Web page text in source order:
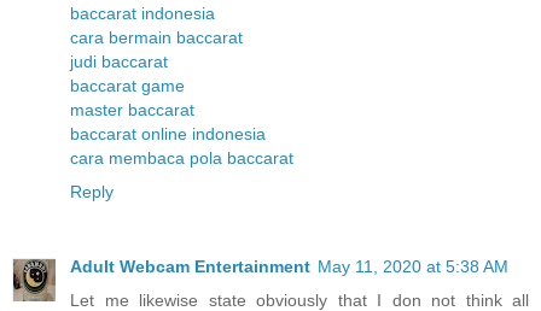
baccarat indonesia
cara bermain baccarat
judi baccarat
baccarat game
master baccarat
baccarat online indonesia
cara membaca pola baccarat
Reply
Adult Webcam Entertainment May 11, 2020 at 5:38 AM
Let me likewise state obviously that I don not think all